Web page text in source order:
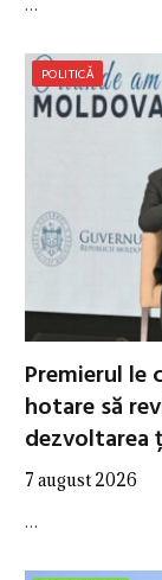
…
POLITICĂ
Premierul le
hotare să
dezvoltarea
7 august 2026
…